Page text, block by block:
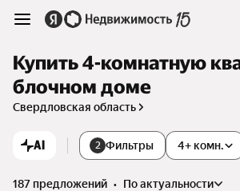
Купить 4-комнатную
блочном доме
Свердловская область
AI 2 Фильтры 4+ комн.
187 предложений •
по актуальности